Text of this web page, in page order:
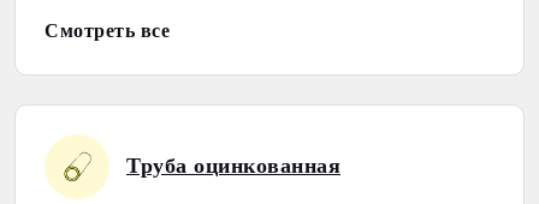
Смотреть все
Труба оцинкованная